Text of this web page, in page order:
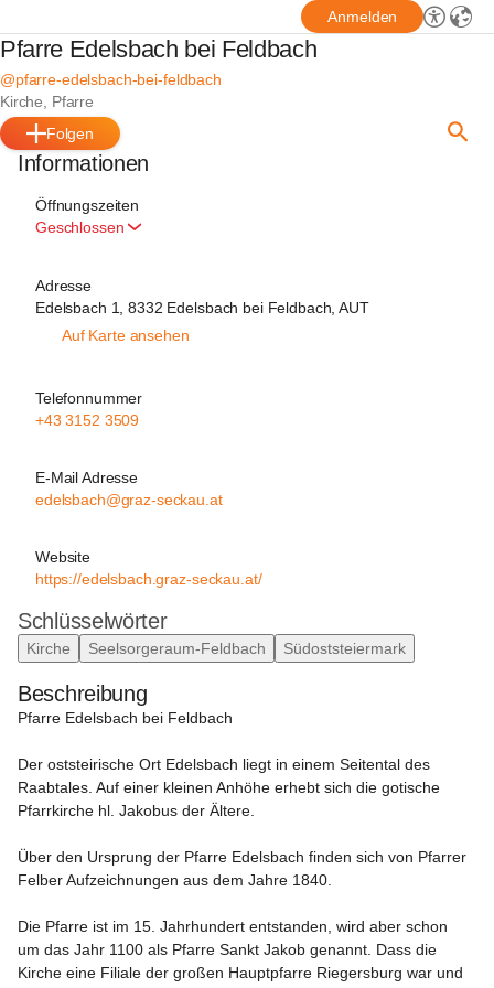
Anmelden
Pfarre Edelsbach bei Feldbach
@pfarre-edelsbach-bei-feldbach
Kirche, Pfarre
Folgen
Informationen
Öffnungszeiten
Geschlossen
Adresse
Edelsbach 1, 8332 Edelsbach bei Feldbach, AUT
Auf Karte ansehen
Telefonnummer
+43 3152 3509
E-Mail Adresse
edelsbach@graz-seckau.at
Website
https://edelsbach.graz-seckau.at/
Schlüsselwörter
Kirche Seelsorgeraum-Feldbach Südoststeiermark
Beschreibung
Pfarre Edelsbach bei Feldbach
Der oststeirische Ort Edelsbach liegt in einem Seitental des
Raabtales. Auf einer kleinen Anhöhe erhebt sich die gotische
Pfarrkirche hl. Jakobus der Ältere.
Über den Ursprung der Pfarre Edelsbach finden sich von Pfarrer
Felber Aufzeichnungen aus dem Jahre 1840.
Die Pfarre ist im 15. Jahrhundert entstanden, wird aber schon
um das Jahr 1100 als Pfarre Sankt Jakob genannt. Dass die
Kirche eine Filiale der großen Hauptpfarre Riegersburg war und